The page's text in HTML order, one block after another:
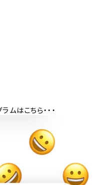
ムはこちら・・・